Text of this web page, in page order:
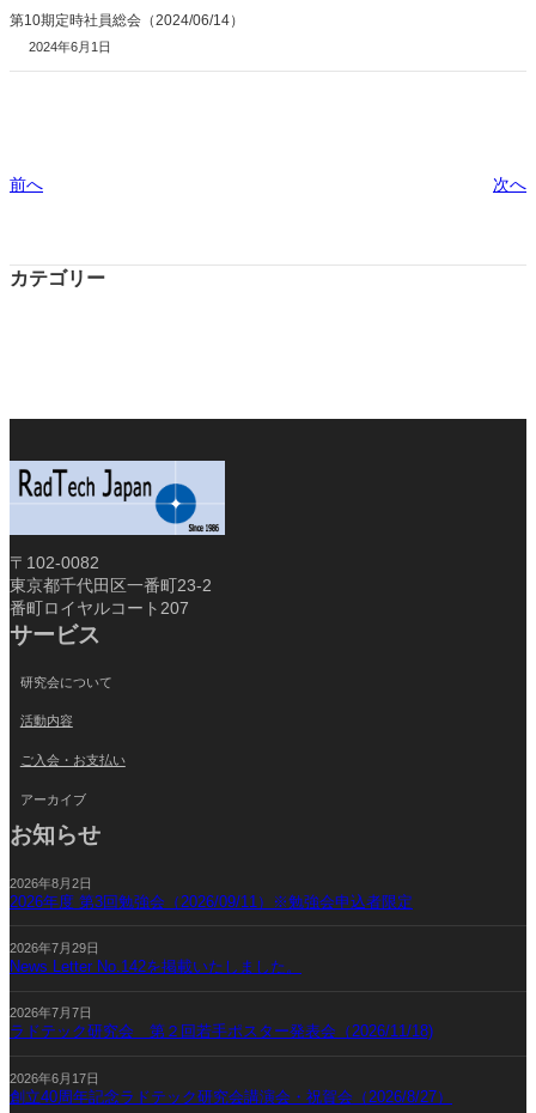
第10期定時社員総会（2024/06/14）
2024年6月1日
前へ 次へ
カテゴリー
〒102-0082
東京都千代田区一番町23-2
番町ロイヤルコート207
サービス
研究会について
活動内容
ご入会・お支払い
アーカイブ
お知らせ
2026年8月2日
2026年度 第3回勉強会（2026/09/11）※勉強会申込者限定
2026年7月29日
News Letter No.142を掲載いたしました。
2026年7月7日
ラドテック研究会 第２回若手ポスター発表会（2026/11/18)
2026年6月17日
創立40周年記念ラドテック研究会講演会・祝賀会（2026/8/27）